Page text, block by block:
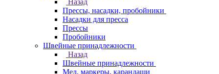
Назад
Прессы, насадки, пробойники
Насадки для пресса
Прессы
Пробойники
Швейные принадлежности
Назад
Швейные принадлежности
Мел, маркеры, карандаши